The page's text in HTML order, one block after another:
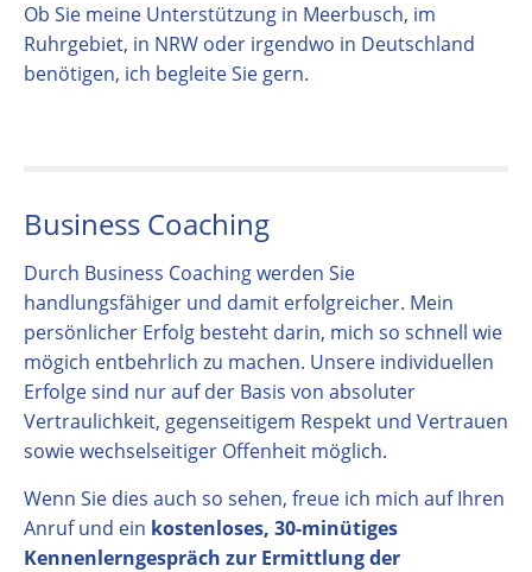
Ob Sie meine Unterstützung in Meerbusch, im
Ruhrgebiet, in NRW oder irgendwo in Deutschland
benötigen, ich begleite Sie gern.
Business Coaching
Durch Business Coaching werden Sie
handlungsfähiger und damit erfolgreicher. Mein
persönlicher Erfolg besteht darin, mich so schnell wie
mögich entbehrlich zu machen. Unsere individuellen
Erfolge sind nur auf der Basis von absoluter
Vertraulichkeit, gegenseitigem Respekt und Vertrauen
sowie wechselseitiger Offenheit möglich.
Wenn Sie dies auch so sehen, freue ich mich auf Ihren
Anruf und ein kostenloses, 30-minütiges
Kennenlerngespräch zur Ermittlung der